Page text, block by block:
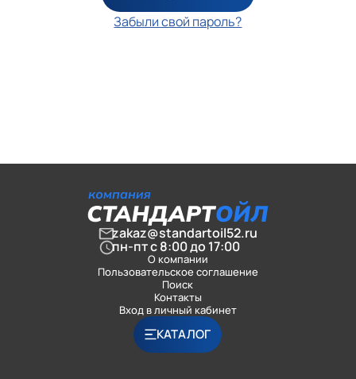
Забыли свой пароль?
zakaz@standartoil52.ru
пн-пт с 8:00 до 17:00
О компании
Пользовательское соглашение
Поиск
Контакты
Вход в личный кабинет
КАТАЛОГ